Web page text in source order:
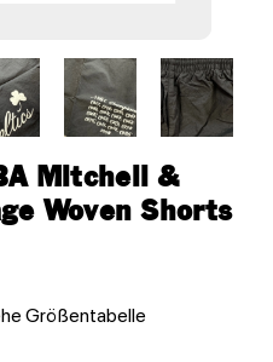
Mitchell &
Woven Shorts
Größentabelle